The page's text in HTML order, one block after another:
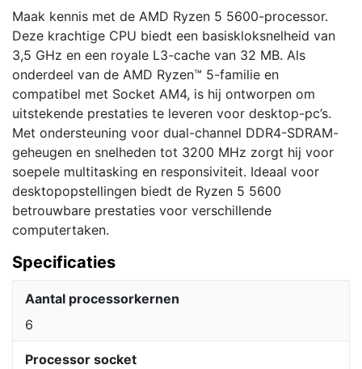
Maak kennis met de AMD Ryzen 5 5600-processor.
Deze krachtige CPU biedt een basiskloksnelheid van
3,5 GHz en een royale L3-cache van 32 MB. Als
onderdeel van de AMD Ryzen™ 5-familie en
compatibel met Socket AM4, is hij ontworpen om
uitstekende prestaties te leveren voor desktop-pc’s.
Met ondersteuning voor dual-channel DDR4-SDRAM-
geheugen en snelheden tot 3200 MHz zorgt hij voor
soepele multitasking en responsiviteit. Ideaal voor
desktopopstellingen biedt de Ryzen 5 5600
betrouwbare prestaties voor verschillende
computertaken.
Specificaties
Aantal processorkernen
6
Processor socket